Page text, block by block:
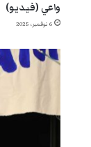
واعي (فيديو)
6 نوفمبر، 2025